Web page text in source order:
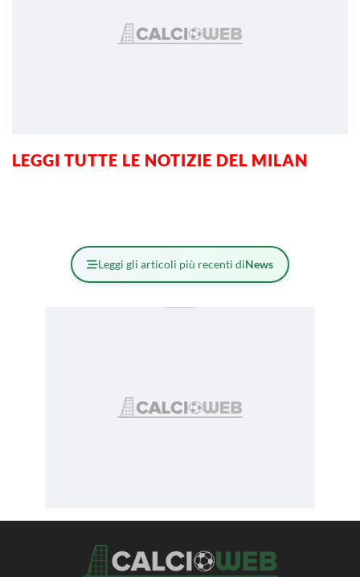
LEGGI TUTTE LE NOTIZIE DEL MILAN
Leggi gli articoli più recenti diNews